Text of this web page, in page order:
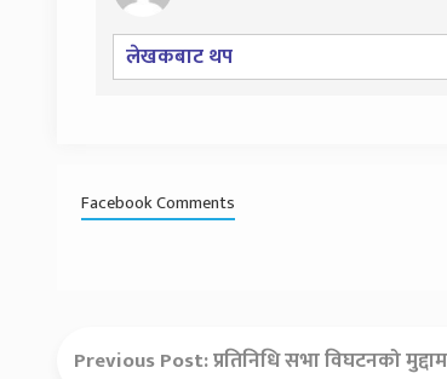
लेखकबाट थप
Facebook Comments
Previous Post:प्रतिनिधि सभा विघटनको